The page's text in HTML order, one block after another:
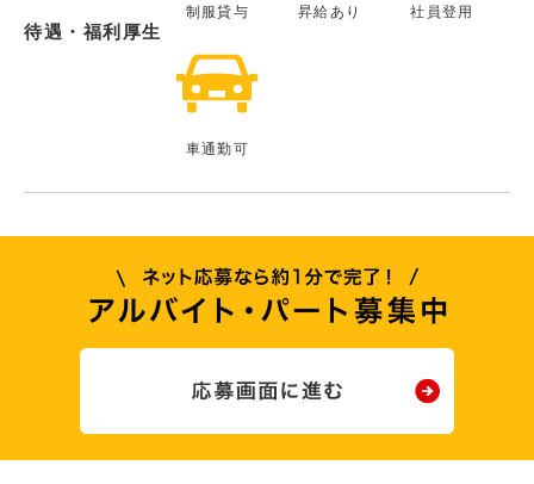
待遇・福利厚生
制服貸与 昇給あり 社員登用
車通勤可